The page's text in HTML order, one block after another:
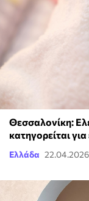
Θεσσαλονίκη:
κατηγορείται
Ελλάδα